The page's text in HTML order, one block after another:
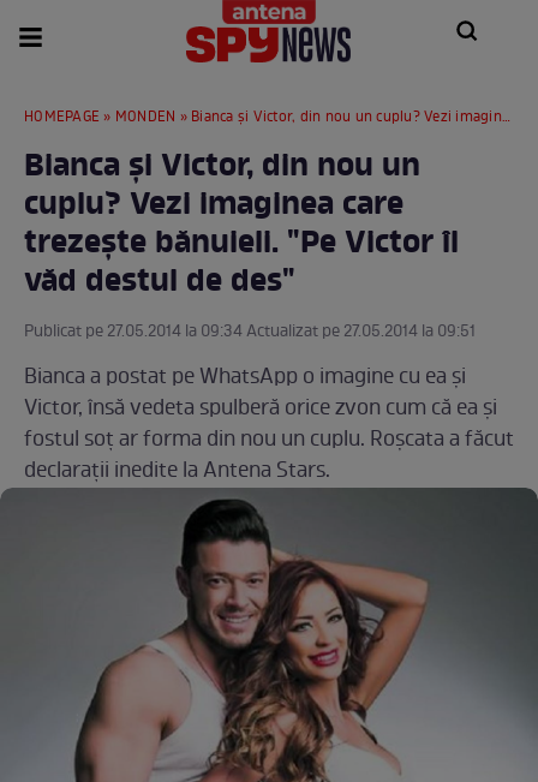
HOMEPAGE » MONDEN » Bianca şi Victor, din nou un cuplu? Vezi imaginea care trezeşte bănuieli. "Pe Victor îl văd destul de des"
Bianca şi Victor, din nou un
cuplu? Vezi imaginea care
trezeşte bănuieli. "Pe Victor îl
văd destul de des"
Publicat pe 27.05.2014 la 09:34 Actualizat pe 27.05.2014 la 09:51
Bianca a postat pe WhatsApp o imagine cu ea şi
Victor, însă vedeta spulberă orice zvon cum că ea şi
fostul soţ ar forma din nou un cuplu. Roşcata a făcut
declaraţii inedite la Antena Stars.